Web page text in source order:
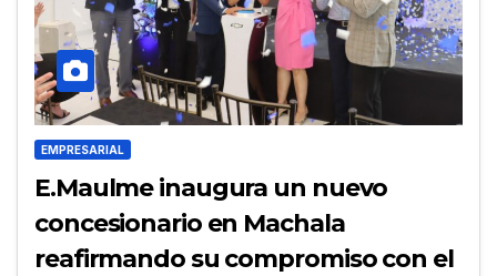
EMPRESARIAL
E.Maulme inaugura un nuevo
concesionario en Machala
reafirmando su compromiso con el